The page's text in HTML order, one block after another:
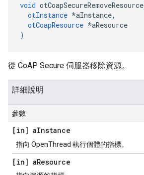
void otCoapSecureRemoveResource
otInstance *aInstance,
otCoapResource *aResource
)
從 CoAP Secure 伺服器移除資源。
詳細說明
參數
[in] aInstance
指向 OpenThread 執行個體的指標。
[in] aResource